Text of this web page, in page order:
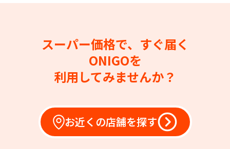
スーパー価格で、すぐ届く
ONIGOを
利用してみませんか？
お近くの店舗を探す